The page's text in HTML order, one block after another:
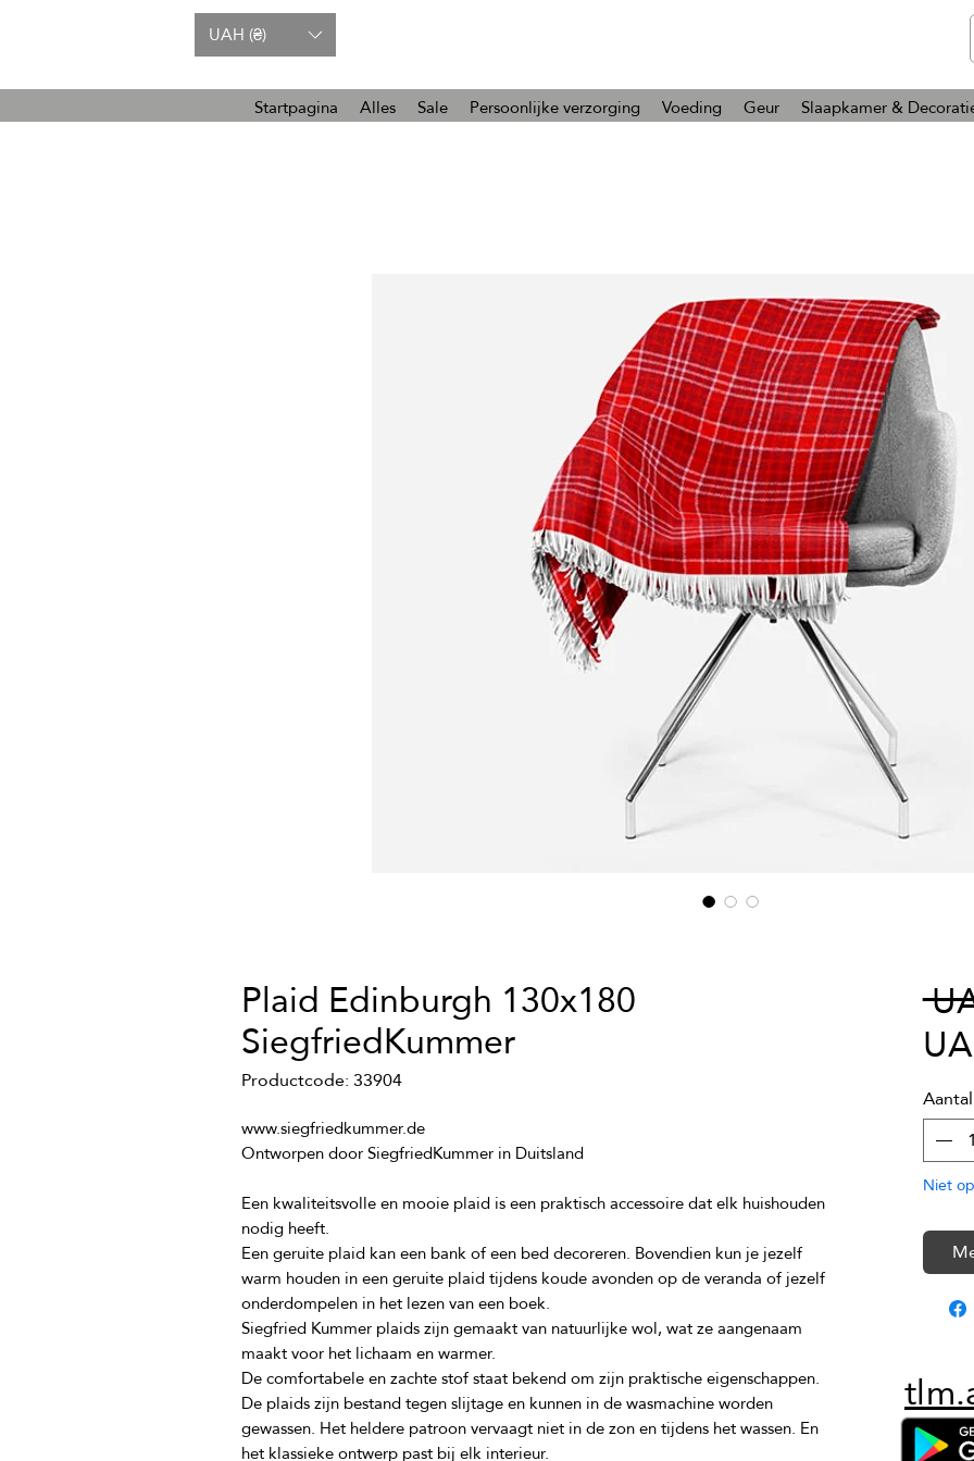
UAH (₴)
Startpagina Alles Sale Persoonlijke verzorging Voeding Geur Slaapkamer &
Plaid Edinburgh 130x180
SiegfriedKummer
Productcode: 33904
Een kwaliteitsvolle en mooie plaid is een praktisch accessoire dat elk huishouden
Een geruite plaid kan een bank of een bed decoreren. Bovendien kun je jezelf
warm houden in een geruite plaid tijdens koude avonden op de veranda of jezelf
Siegfried Kummer plaids zijn gemaakt van natuurlijke wol, wat ze aangenaam
De comfortabele en zachte stof staat bekend om zijn praktische eigenschappen.
De plaids zijn bestand tegen slijtage en kunnen in de wasmachine worden
gewassen. Het heldere patroon vervaagt niet in de zon en tijdens het wassen. En
Aantal
Niet